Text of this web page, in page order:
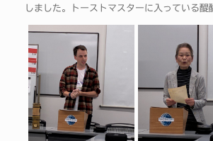
しました。トーストマスターに入っている醍